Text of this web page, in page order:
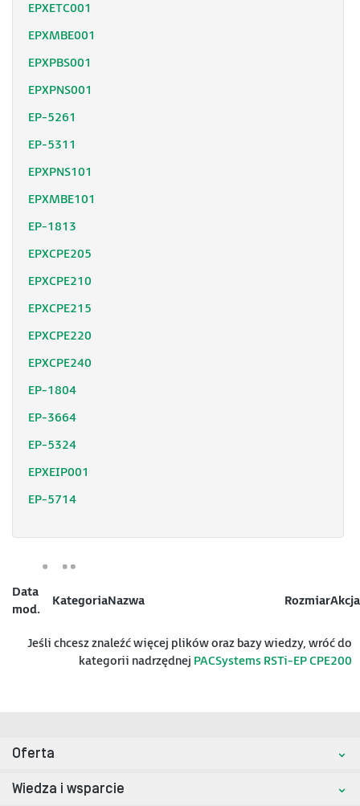
EPXETC001
EPXMBE001
EPXPBS001
EPXPNS001
EP-5261
EP-5311
EPXPNS101
EPXMBE101
EP-1813
EPXCPE205
EPXCPE210
EPXCPE215
EPXCPE220
EPXCPE240
EP-1804
EP-3664
EP-5324
EPXEIP001
EP-5714
Data
mod.
KategoriaNazwa RozmiarAkcja
Jeśli chcesz znaleźć więcej plików oraz bazy wiedzy, wróć do
kategorii nadrzędnej PACSystems RSTi-EP CPE200
Oferta
Wiedza i wsparcie